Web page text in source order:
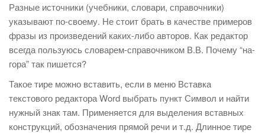
Разные источники (учебники, словари, справочники)
указывают по-своему. Не стоит брать в качестве примеров
фразы из произведений каких-либо авторов. Как редактор
всегда пользуюсь словарем-справочником В.В. Почему “на-
гора” так пишется?
Такое тире можно вставить, если в меню Вставка
текстового редактора Word выбрать пункт Символ и найти
нужный знак там. Применяется для выделения вставных
конструкций, обозначения прямой речи и т.д. Длинное тире